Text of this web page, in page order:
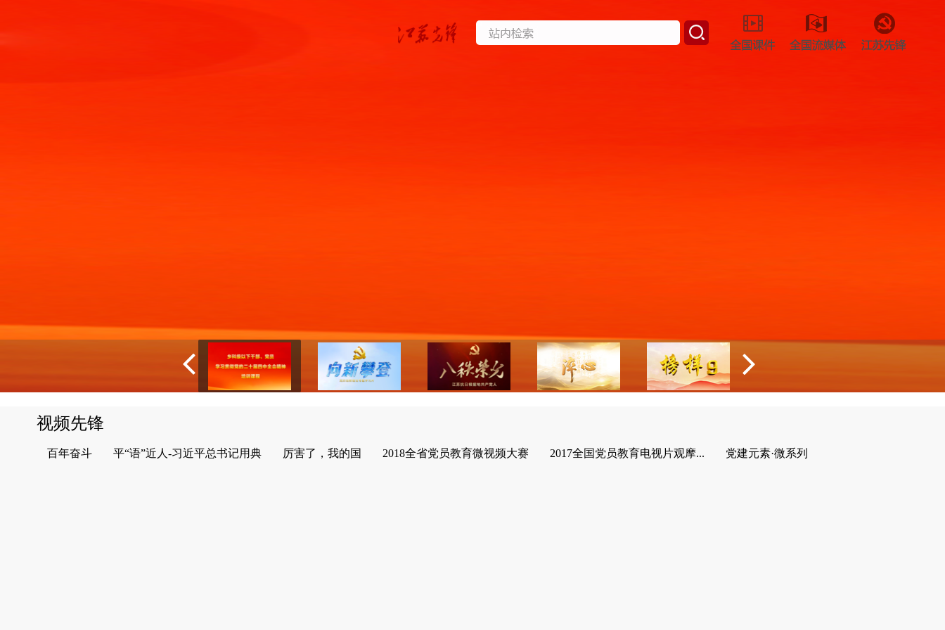
视频先锋
百年奋斗 平“语”近人-习近平总书记用典 厉害了，我的国 2018全省党员教育微视频大赛 2017全国党员教育电视片观摩... 党建元素·微系列